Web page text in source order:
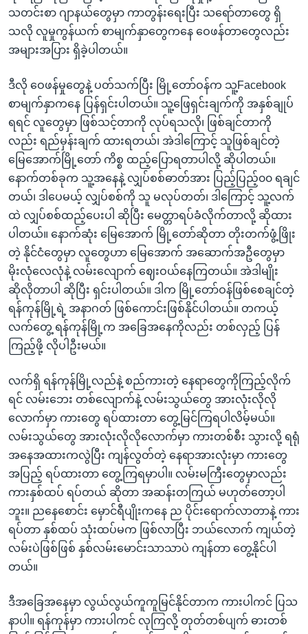
သတင်းစာ ဂျာနယ်တွေမှာ ကာတွန်းရေးပြီး သရော်တာတွေ ရှိ
သလို လူမှုကွန်ယက် စာမျက်နှာတွေကနေ ဝေဖန်တာတွေလည်း
အများအပြား ရှိခဲ့ပါတယ်။
ဒီလို ဝေဖန်မှုတွေနဲ့ ပတ်သက်ပြီး မြို့တော်ဝန်က သူ့Facebook
စာမျက်နှာကနေ ပြန်ရှင်းပါတယ်။ သူ့ဖြေရှင်းချက်ကို အနှစ်ချုပ်
ရရင် လူတွေမှာ ဖြစ်သင့်တာကို လုပ်ရသလို၊ ဖြစ်ချင်တာကို
လည်း ရည်မှန်းချက် ထားရတယ်၊ အဲဒါကြောင့် သူဖြစ်ချင်တဲ့
မြေအောက်မြို့တော် ကိစ္စ ထည့်ပြောရတာပါလို့ ဆိုပါတယ်။
နောက်တစ်ခုက သူ့အနေနဲ့ လျှပ်စစ်ဓာတ်အား ပြည့်ပြည့်၀၀ ရချင်
တယ်၊ ဒါပေမယ့် လျှပ်စစ်ကို သူ မလုပ်တတ်၊ ဒါကြောင့် သူ့လက်
ထဲ လျှပ်စစ်ထည့်ပေးပါ ဆိုပြီး မေတ္တာရပ်ခံလိုက်တာလို့ ဆိုထား
ပါတယ်။ နောက်ဆုံး မြေအောက် မြို့တော်ဆိုတာ တိုးတက်ဖွံ့ဖြိုး
တဲ့ နိုင်ငံတွေမှာ လူတွေဟာ မြေအောက် အဆောက်အဦတွေမှာ
မိုးလုံလေလုံနဲ့ လမ်းလျောက် ဈေးဝယ်နေကြတယ်။ အဲဒါမျိုး
ဆိုလိုတာပါ ဆိုပြီး ရှင်းပါတယ်။ ဒါက မြို့တော်ဝန်ဖြစ်စေချင်တဲ့
ရန်ကုန်မြို့ရဲ့ အနာဂတ် ဖြစ်ကောင်းဖြစ်နိုင်ပါတယ်။ တကယ့်
လက်တွေ့ ရန်ကုန်မြို့က အခြေအနေကိုလည်း တစ်လှည့် ပြန်
ကြည့်ဖို့ လိုပါဦးမယ်။
လက်ရှိ ရန်ကုန်မြို့လည်နဲ့ စည်ကားတဲ့ နေရာတွေကိုကြည့်လိုက်
ရင် လမ်းဘေး တစ်လျောက်နဲ့ လမ်းသွယ်တွေ အားလုံးလိုလို
လောက်မှာ ကားတွေ ရပ်ထားတာ တွေ့မြင်ကြရပါလိမ့်မယ်။
လမ်းသွယ်တွေ အားလုံးလိုလိုလောက်မှာ ကားတစ်စီး သွားလို့ ရရုံ
အနေအထားကလွဲပြီး ကျန်လွတ်တဲ့ နေရာအားလုံးမှာ ကားတွေ
အပြည့် ရပ်ထားတာ တွေ့ကြရမှာပါ။ လမ်းမကြီးတွေမှာလည်း
ကားနှစ်ထပ် ရပ်တယ် ဆိုတာ အဆန်းတကြယ် မဟုတ်တော့ပါ
ဘူး။ ညနေစောင်း မှောင်ရီပျိုးကနေ ည ပိုင်းရောက်လာတာနဲ့ ကား
ရပ်တာ နှစ်ထပ် သုံးထပ်မက ဖြစ်လာပြီး ဘယ်လောက် ကျယ်တဲ့
လမ်းပဲဖြစ်ဖြစ် နှစ်လမ်းမောင်းသာသာပဲ ကျန်တာ တွေ့နိုင်ပါ
တယ်။
ဒီအခြေအနေမှာ လွယ်လွယ်ကူကူမြင်နိုင်တာက ကားပါကင် ပြသ
နာပါ။ ရန်ကုန်မှာ ကားပါကင် လုကြလို့ တုတ်တစ်ပျက် ဓားတစ်